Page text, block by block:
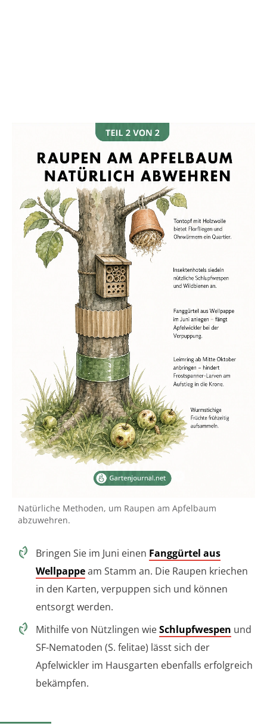
Natürliche Methoden, um Raupen am Apfelbaum
abzuwehren.
Bringen Sie im Juni einen Fanggürtel aus
Wellpappeam Stamm an. Die Raupen kriechen
in den Karten, verpuppen sich und können
entsorgt werden.
Mithilfe von Nützlingen wieSchlupfwespen und
SF-Nematoden (S. felitae) lässt sich der
Apfelwickler im Hausgarten ebenfalls erfolgreich
bekämpfen.